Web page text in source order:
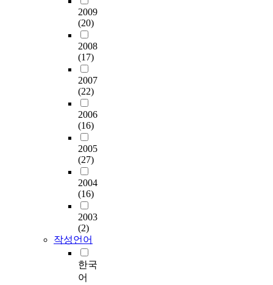
2009
(20)
2008
(17)
2007
(22)
2006
(16)
2005
(27)
2004
(16)
2003
(2)
작성언어
한국
어